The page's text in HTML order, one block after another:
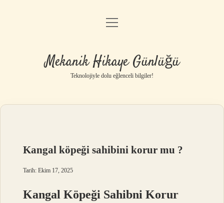
Anasayfa
Yasal Uyarı
menüyü
Mekanik Hikaye Günlüğü
Teknolojiyle dolu eğlenceli bilgiler!
Kangal köpeği sahibini korur mu ?
Tarih: Ekim 17, 2025
Kangal Köpeği Sahibni Korur